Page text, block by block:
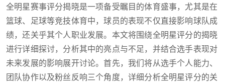
全明星赛事评分揭晓是一项备受瞩目的体育盛事，尤其是在
篮球、足球等竞技体育中，球员的表现不仅直接影响球队成
绩，还关乎其个人职业发展。本文将围绕全明星评分的揭晓
进行详细探讨，分析其中的亮点与不足，并结合选手表现对
未来发展的影响展开讨论。首先，我们将从选手个人能力、
团队协作以及粉丝反响三个角度，详细分析全明星评分的关